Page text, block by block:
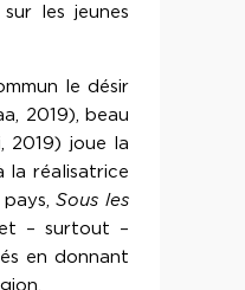
les jeunes
le désir
2019), beau
2019) joue la
la réalisatrice
pays,Sous les
– surtout –
en donnant